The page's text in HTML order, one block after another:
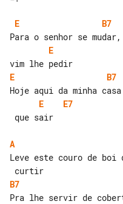
E
B7
E
E
B7
E
E7
A
Leve este couro de boi
B7